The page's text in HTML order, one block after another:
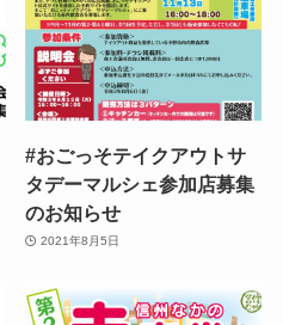
#おごっそテイクアウトサ
タデーマルシェ参加店募集
のお知らせ
2021年8月5日